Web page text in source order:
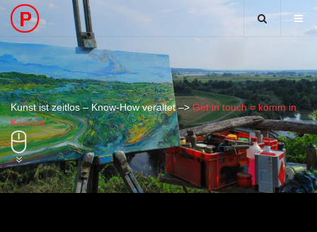
Kunst ist zeitlos – Know-How veraltet –>Get in touch = komm in
Kontakt